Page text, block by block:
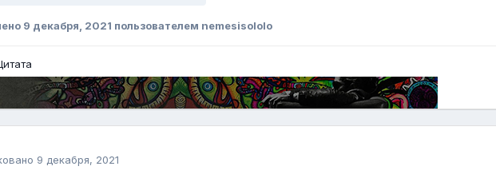
9 декабря, 2021 пользователем nemesisololo
9 декабря, 2021